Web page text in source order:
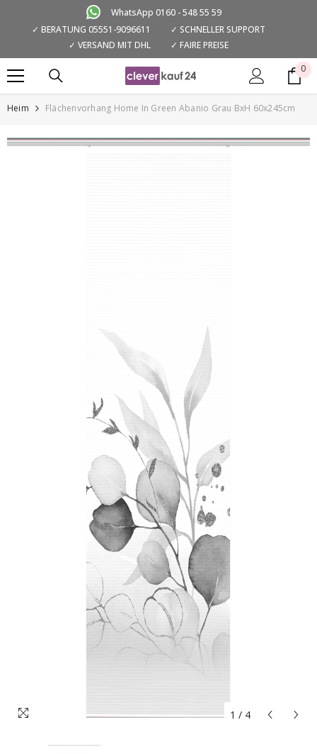
WhatsApp 0160 - 548 55 59
✓ BERATUNG 05551-9096611
✓ SCHNELLER SUPPORT
✓ VERSAND MIT DHL
✓ FAIRE PREISE
00
Heim
Flächenvorhang Home In Green Abanio Grau BxH 60x245cm
1 / 4